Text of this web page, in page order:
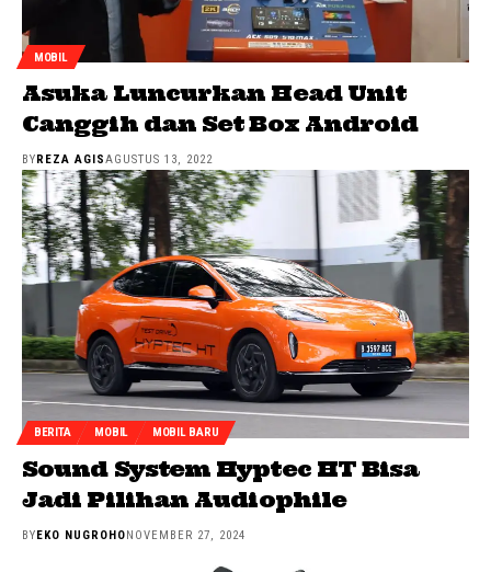
MOBIL
Asuka Luncurkan Head Unit
Canggih dan Set Box Android
BYREZA AGISAGUSTUS 13, 2022
BERITA MOBIL MOBIL BARU
Sound System Hyptec HT Bisa
Jadi Pilihan Audiophile
BYEKO NUGROHONOVEMBER 27, 2024